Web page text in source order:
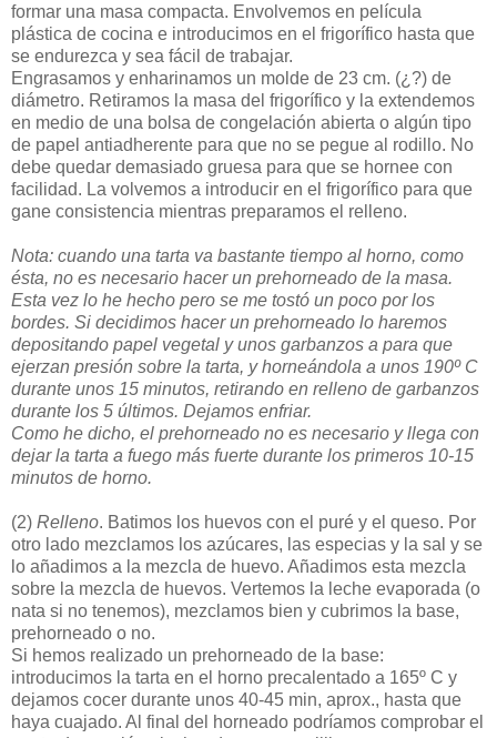
formar una masa compacta. Envolvemos en película
plástica de cocina e introducimos en el frigorífico hasta que
se endurezca y sea fácil de trabajar.
Engrasamos y enharinamos un molde de 23 cm. (¿?) de
diámetro. Retiramos la masa del frigorífico y la extendemos
en medio de una bolsa de congelación abierta o algún tipo
de papel antiadherente para que no se pegue al rodillo. No
debe quedar demasiado gruesa para que se hornee con
facilidad. La volvemos a introducir en el frigorífico para que
gane consistencia mientras preparamos el relleno.
Nota: cuando una tarta va bastante tiempo al horno, como
ésta, no es necesario hacer un prehorneado de la masa.
Esta vez lo he hecho pero se me tostó un poco por los
bordes. Si decidimos hacer un prehorneado lo haremos
depositando papel vegetal y unos garbanzos a para que
ejerzan presión sobre la tarta, y horneándola a unos 190º C
durante unos 15 minutos, retirando en relleno de garbanzos
durante los 5 últimos. Dejamos enfriar.
Como he dicho, el prehorneado no es necesario y llega con
dejar la tarta a fuego más fuerte durante los primeros 10-15
minutos de horno.
(2) Relleno. Batimos los huevos con el puré y el queso. Por
otro lado mezclamos los azúcares, las especias y la sal y se
lo añadimos a la mezcla de huevo. Añadimos esta mezcla
sobre la mezcla de huevos. Vertemos la leche evaporada (o
nata si no tenemos), mezclamos bien y cubrimos la base,
prehorneado o no.
Si hemos realizado un prehorneado de la base:
introducimos la tarta en el horno precalentado a 165º C y
dejamos cocer durante unos 40-45 min, aprox., hasta que
haya cuajado. Al final del horneado podríamos comprobar el